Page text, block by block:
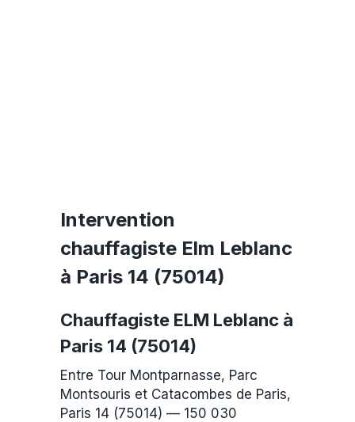
Intervention
chauffagiste Elm Leblanc
à Paris 14 (75014)
Chauffagiste ELM Leblanc à
Paris 14 (75014)
Entre Tour Montparnasse, Parc
Montsouris et Catacombes de Paris,
Paris 14 (75014) — 150 030